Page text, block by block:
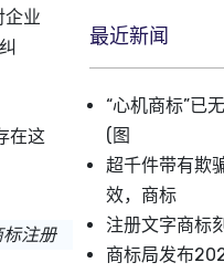
企业
在这
注册
最近新闻
“心机商标”已
(图
超千件带有欺
效，商标
注册文字商标
商标局发布